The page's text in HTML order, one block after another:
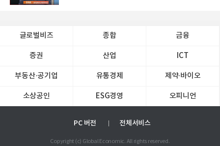
글로벌비즈 종합 금융
증권 산업 ICT
부동산·공기업 유통경제 제약∙바이오
소상공인 ESG경영 오피니언
PC 버전 전체서비스
Copyright (c) Global Economic. All rights reserved.